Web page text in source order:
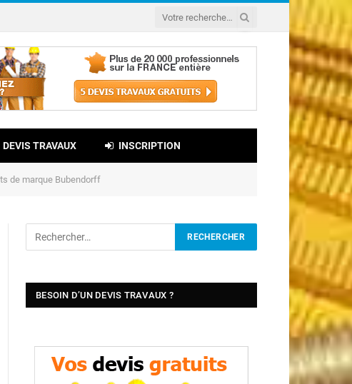
DEVIS TRAVAUX INSCRIPTION
de marque Bubendorff
BESOIN D’UN DEVIS TRAVAUX ?